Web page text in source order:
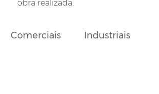
obra realizada.
Comerciais Industriais